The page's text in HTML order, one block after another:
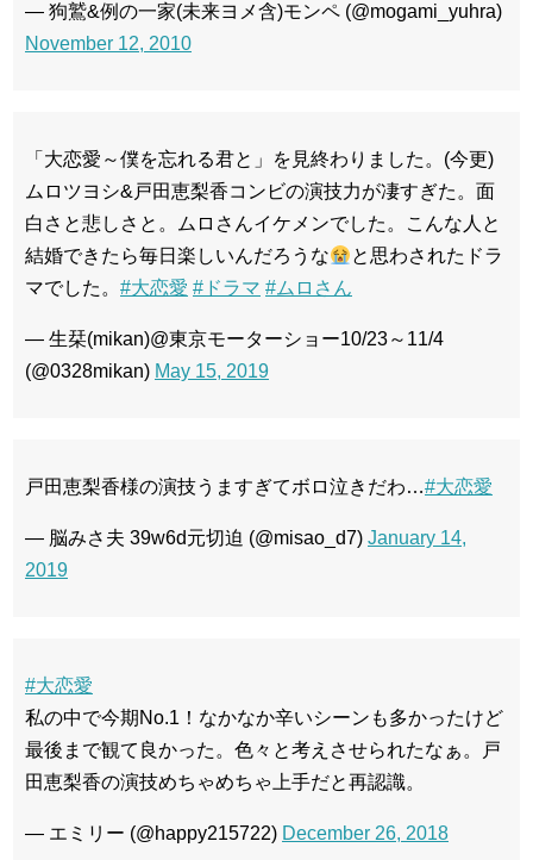
— 狗鷲&例の一家(未来ヨメ含)モンペ (@mogami_yuhra)
November 12, 2010
「大恋愛～僕を忘れる君と」を見終わりました。(今更)
ムロツヨシ&戸田恵梨香コンビの演技力が凄すぎた。面
白さと悲しさと。ムロさんイケメンでした。こんな人と
結婚できたら毎日楽しいんだろうな
と思わされたドラ
マでした。 #大恋愛 #ドラマ #ムロさん
— 生栞(mikan)@東京モーターショー10/23～11/4
(@0328mikan) May 15, 2019
戸田恵梨香様の演技うますぎてボロ泣きだわ…#大恋愛
— 脳みさ夫 39w6d元切迫 (@misao_d7) January 14,
2019
#大恋愛
私の中で今期No.1！なかなか辛いシーンも多かったけど
最後まで観て良かった。色々と考えさせられたなぁ。戸
田恵梨香の演技めちゃめちゃ上手だと再認識。
— エミリー (@happy215722) December 26, 2018